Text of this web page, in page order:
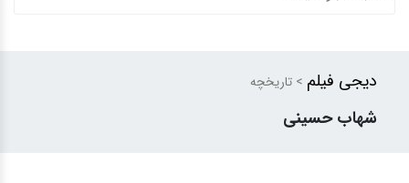
دیجی فیلم > تاریخچه
شهاب حسینی